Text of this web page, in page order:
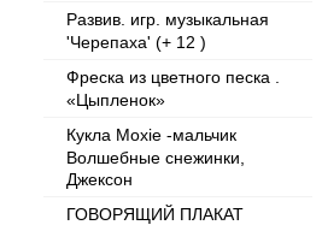
Развив. игр. музыкальная
'Черепаха' (+ 12 )
Фреска из цветного песка .
«Цыпленок»
Кукла Moxie -мальчик
Волшебные снежинки,
Джексон
ГОВОРЯЩИЙ ПЛАКАТ